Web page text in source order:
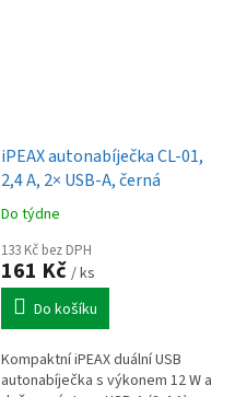
iPEAX autonabíječka CL-01,
2,4 A, 2× USB-A, černá
Do týdne
133 Kč bez DPH
161 Kč / ks
Do košíku
Kompaktní iPEAX duální USB
autonabíječka s výkonem 12 W a